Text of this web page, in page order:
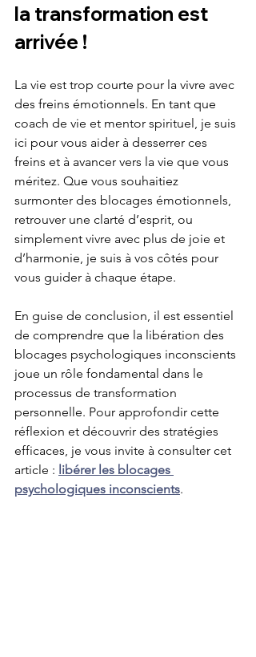
la transformation est
arrivée !
La vie est trop courte pour la vivre avec
des freins émotionnels. En tant que
coach de vie et mentor spirituel, je suis
ici pour vous aider à desserrer ces
freins et à avancer vers la vie que vous
méritez. Que vous souhaitiez
surmonter des blocages émotionnels,
retrouver une clarté d’esprit, ou
simplement vivre avec plus de joie et
d’harmonie, je suis à vos côtés pour
vous guider à chaque étape.
En guise de conclusion, il est essentiel
de comprendre que la libération des
blocages psychologiques inconscients
joue un rôle fondamental dans le
processus de transformation
personnelle. Pour approfondir cette
réflexion et découvrir des stratégies
efficaces, je vous invite à consulter cet
article : libérer les blocages
psychologiques inconscients.